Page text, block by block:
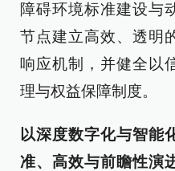
障碍环境标准建设与
节点建立高效、透明
响应机制，并健全以
理与权益保障制度。
以深度数字化与智能
准、高效与前瞻性演